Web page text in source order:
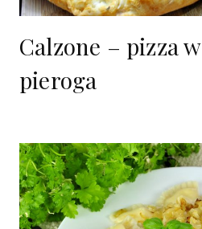
Calzone – pizza
pieroga